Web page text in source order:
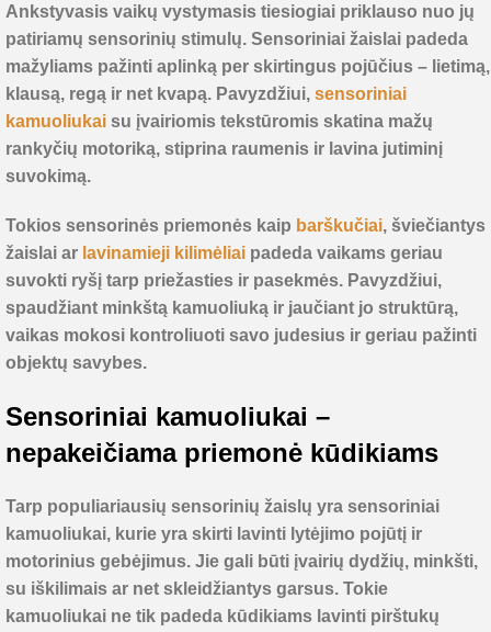
Ankstyvasis vaikų vystymasis tiesiogiai priklauso nuo jų
patiriamų sensorinių stimulų. Sensoriniai žaislai padeda
mažyliams pažinti aplinką per skirtingus pojūčius – lietimą,
klausą, regą ir net kvapą. Pavyzdžiui, sensoriniai
kamuoliukai su įvairiomis tekstūromis skatina mažų
rankyčių motoriką, stiprina raumenis ir lavina jutiminį
suvokimą.
Tokios sensorinės priemonės kaip barškučiai, šviečiantys
žaislai ar lavinamieji kilimėliai padeda vaikams geriau
suvokti ryšį tarp priežasties ir pasekmės. Pavyzdžiui,
spaudžiant minkštą kamuoliuką ir jaučiant jo struktūrą,
vaikas mokosi kontroliuoti savo judesius ir geriau pažinti
objektų savybes.
Sensoriniai kamuoliukai –
nepakeičiama priemonė kūdikiams
Tarp populiariausių sensorinių žaislų yra sensoriniai
kamuoliukai, kurie yra skirti lavinti lytėjimo pojūtį ir
motorinius gebėjimus. Jie gali būti įvairių dydžių, minkšti,
su iškilimais ar net skleidžiantys garsus. Tokie
kamuoliukai ne tik padeda kūdikiams lavinti pirštukų